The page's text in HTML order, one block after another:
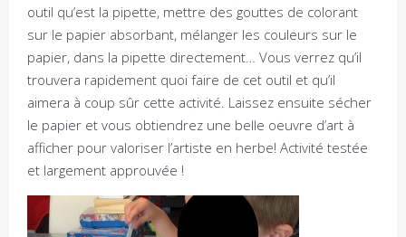
outil qu’est la pipette, mettre des gouttes de colorant
sur le papier absorbant, mélanger les couleurs sur le
papier, dans la pipette directement… Vous verrez qu’il
trouvera rapidement quoi faire de cet outil et qu’il
aimera à coup sûr cette activité. Laissez ensuite sécher
le papier et vous obtiendrez une belle oeuvre d’art à
afficher pour valoriser l’artiste en herbe! Activité testée
et largement approuvée !